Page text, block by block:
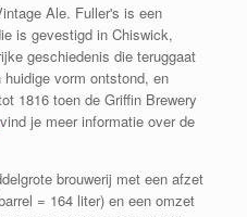
Ale. Fuller's is een
is gevestigd in Chiswick,
geschiedenis die teruggaat
vorm ontstond, en
1816 toen de Griffin Brewery
vind je meer informatie over de
brouwerij met een afzet
= 164 liter) en een omzet